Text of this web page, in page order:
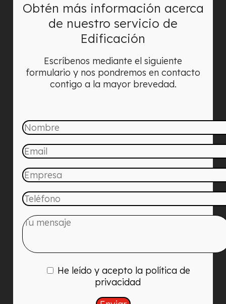
Obtén más información acerca
de nuestro servicio de
Edificación
Escríbenos mediante el siguiente
formulario y nos pondremos en contacto
contigo a la mayor brevedad.
He leído y acepto la política de
privacidad